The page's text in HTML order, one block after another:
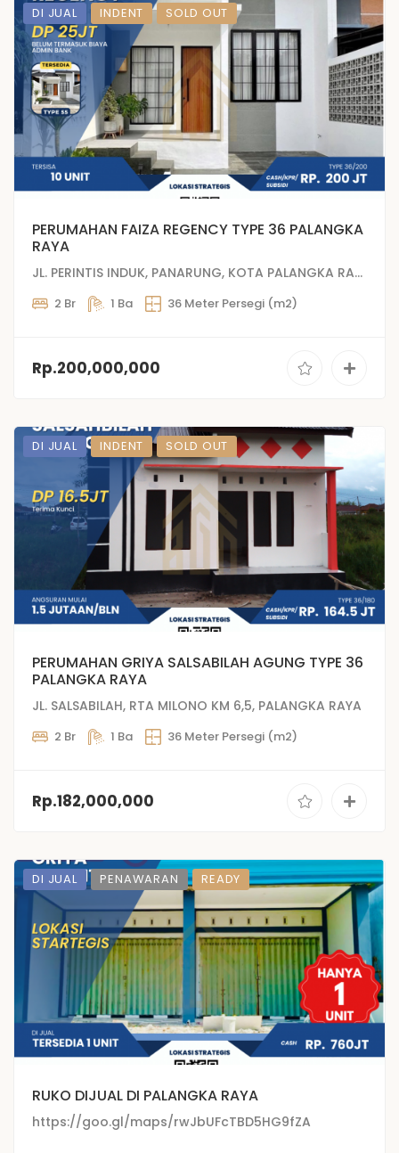
DI JUAL INDENT SOLD OUT
PERUMAHAN FAIZA REGENCY TYPE 36 PALANGKA
RAYA
JL. PERINTIS INDUK, PANARUNG, KOTA PALANGKA RAYA
2 Br 1 Ba 36 Meter Persegi (m2)
Rp.200,000,000
DI JUAL INDENT SOLD OUT
PERUMAHAN GRIYA SALSABILAH AGUNG TYPE 36
PALANGKA RAYA
JL. SALSABILAH, RTA MILONO KM 6,5, PALANGKA RAYA
2 Br 1 Ba 36 Meter Persegi (m2)
Rp.182,000,000
DI JUAL PENAWARAN READY
RUKO DIJUAL DI PALANGKA RAYA
https://goo.gl/maps/rwJbUFcTBD5HG9fZA